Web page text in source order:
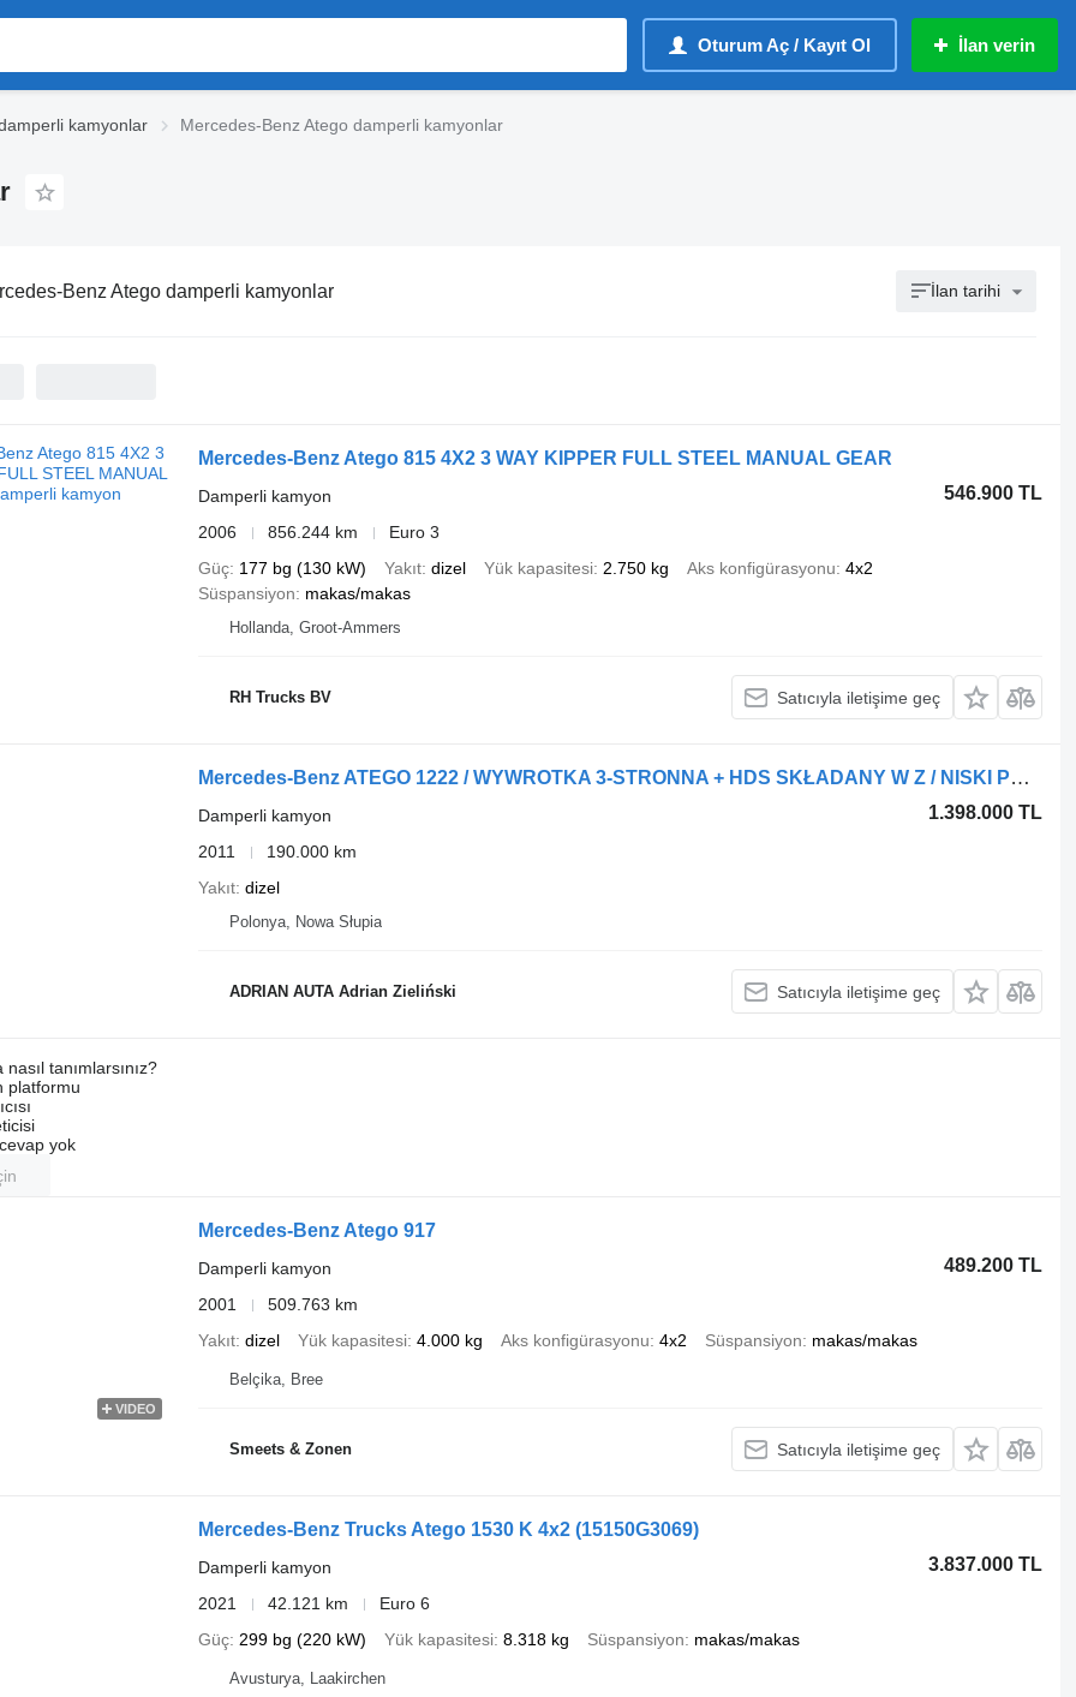
Oturum Aç / Kayıt Ol İlan verin
kamyonlar Mercedes-Benz Atego damperli kamyonlar
Benz Atego damperli kamyonlar İlan tarihi
Mercedes-Benz Atego 815 4X2 3 WAY KIPPER FULL STEEL MANUAL GEAR
546.900 TL
Damperli kamyon
2006
856.244 km
Euro 3
Güç 177 bg (130 kW) Yakıt dizel Yük kapasitesi 2.750 kg Aks konfigürasyonu 4x2
Süspansiyon
makas/makas
Hollanda, Groot-Ammers
RH Trucks BV Satıcıyla iletişime geç
Mercedes-Benz ATEGO 1222 / WYWROTKA 3-STRONNA + HDS SKŁADANY W Z / NISKI PRZEB
1.398.000 TL
Damperli kamyon
2011
190.000 km
Yakıt dizel
Polonya, Nowa Słupia
ADRIAN AUTA Adrian Zieliński Satıcıyla iletişime geç
nasıl tanımlarsınız?
platformu
yok
VIDEO
Mercedes-Benz Atego 917
489.200 TL
Damperli kamyon
2001
509.763 km
Yakıt dizel Yük kapasitesi 4.000 kg Aks konfigürasyonu 4x2 Süspansiyon makas/makas
Belçika, Bree
Smeets & Zonen Satıcıyla iletişime geç
Mercedes-Benz Trucks Atego 1530 K 4x2 (15150G3069)
3.837.000 TL
Damperli kamyon
2021
42.121 km
Euro 6
Güç 299 bg (220 kW) Yük kapasitesi 8.318 kg Süspansiyon makas/makas
Avusturya, Laakirchen